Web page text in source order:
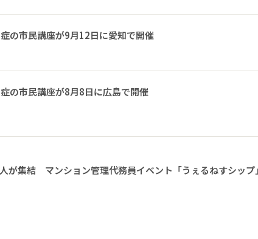
の市民講座が9月12日に愛知で開催
の市民講座が8月8日に広島で開催
が集結 マンション管理代務員イベント「うぇるねすシップ